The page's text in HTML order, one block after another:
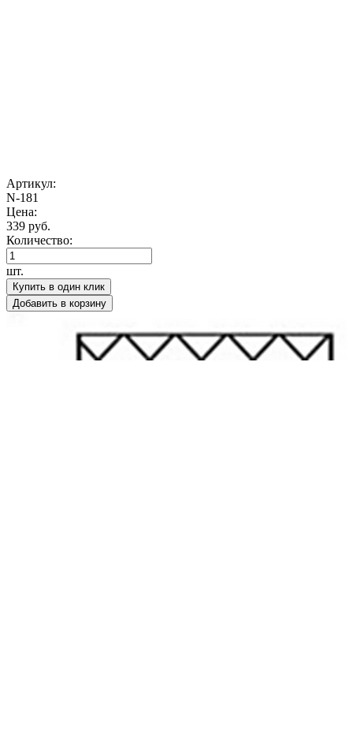
Артикул:
N-181
Цена:
339 руб.
Количество:
шт.
Купить в один клик
Добавить в корзину